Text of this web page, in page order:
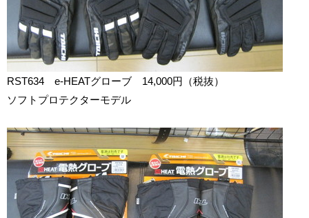
RST634 e-HEATグローブ 14,000円（税抜）
ソフトプロテクターモデル